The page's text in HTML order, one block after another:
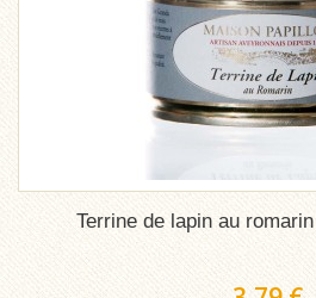
Terrine de lapin au